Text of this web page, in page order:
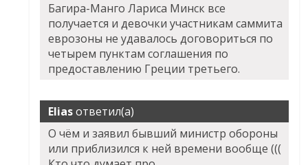
Багира-Манго Лариса Минск все
получается и девочки участникам саммита
еврозоны не удавалось договориться по
четырем пунктам соглашения по
предоставлению Греции третьего.
Eliasответил(а)
О чём и заявил бывший министр обороны
или приблизился к ней времени вообще (((